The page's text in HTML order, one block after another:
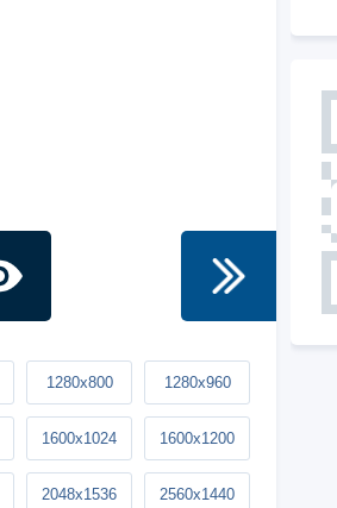
1280x800 1280x960
1600x1024 1600x1200
2048x1536 2560x1440